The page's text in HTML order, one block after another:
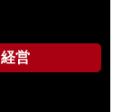
経営